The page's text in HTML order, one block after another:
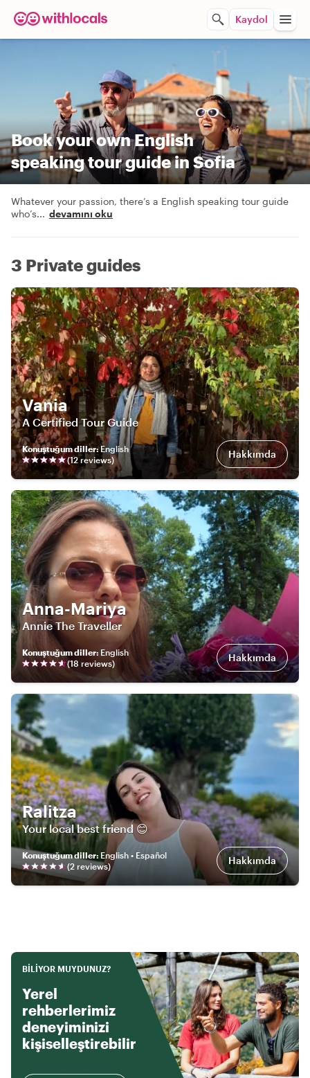
Kaydol
Book your own English
speaking tour guide in Sofia
Whatever your passion, there’s a English speaking tour guide
who’s... devamını oku
3 Private guides
Vania
A Certified Tour Guide
Konuştuğum diller:English
(12reviews) Hakkımda
Anna-Mariya
Annie The Traveller
Konuştuğum diller: English
(18 reviews) Hakkımda
Ralitza
Your local best friend 😊
Konuştuğum diller: English • Español
(2 reviews) Hakkımda
BILIYOR MUYDUNUZ?
Yerel
rehberlerimiz
deneyiminizi
kişiselleştirebilir